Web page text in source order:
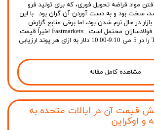
مواد قراضه تحویل فوری، که برای تولید فرو
سخت بود و به دست آوردن آن گران بود. با این
بازار در حال نرم شدن بود، اما برخی منابع گزارش
دادند که تقاضای مجدد فولادسازان محتمل است. Fastmarkets اخیراً قیمت
فروتیتانیوم 68-72% Ti را در 5 می 9.10-10.00 دلار به ازای هر پوند ارزیابی
مشاهده کامل مقاله
قیمت آن در ایالات متحده به
و اوکراین